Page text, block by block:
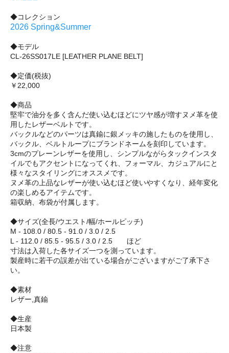
◆コレクション
2026 Spring&Summer
◆モデル
CL-26SS017LE [LEATHER PLANE BELT]
◆定価(税抜)
￥22,000
◆商品
堅牢で油分を多く含んだ使い込むほどにツヤ感が増すヌメ革を使
用したレザーベルトです。
バックルなどのパーツは真鍮に銀メッキの施したものを使用し、
バックル、ベルトループにブランドネームを刻印しています。
3cmのプレーンレザーを使用し、シンプルながらタックインスタ
イルでもアクセントになってくれ、フォーマル、カジュアルにと
様々なスタイリングにオススメです。
ヌメ革の上品なレザーが使い込むほど使いやすくなり、経年変化
の楽しめるアイテムです。
箱収納、布袋が付属します。
◆サイズ(全長/ウエスト/幅/ホールピッチ)
M - 108.0 / 80.5 - 91.0 / 3.0 / 2.5
L - 112.0 / 85.5 - 95.5 / 3.0 / 2.5 ほど
寸法は入荷した各サイズ一つを測っています。
製産時に若干の誤差が出ている場合がございますがご了承下さ
い。
◆素材
レザー,真鍮
◆生産
日本製
◆注意